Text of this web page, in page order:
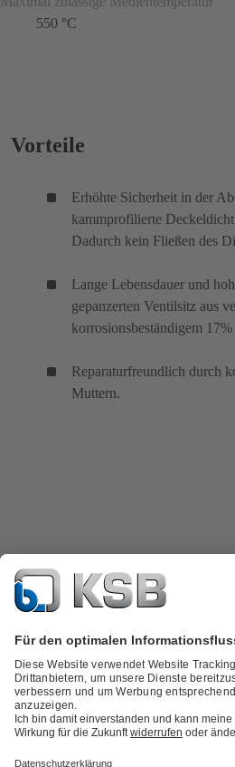
550 °C
Vorteile
Erhöhte Sicherheit in der
kammprofilierte
Dadurch kein Fließen des
Lange Lebensdauer und
gepanzerten Ventilsitz aus
korrosionsbeständigem
Reparaturfreundlich durch
Muttern.